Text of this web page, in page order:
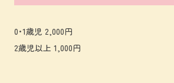
0･1歳児 2,000円
2歳児以上 1,000円